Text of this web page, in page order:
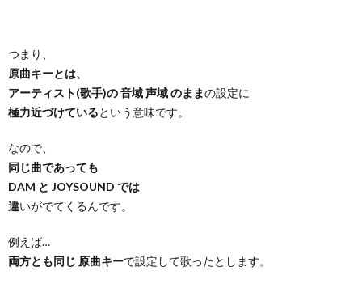
つまり、
原曲キーとは、
アーティスト(歌手)の 音域 声域 のままの設定に
極力近づけているという意味です。
なので、
同じ曲であっても
DAM と JOYSOUND では
違いがでてくるんです。
例えば…
両方とも同じ 原曲キーで設定して歌ったとします。